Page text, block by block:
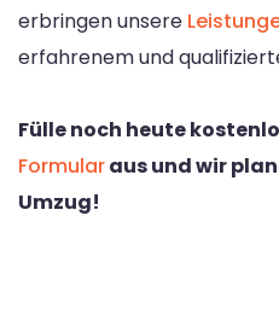
erbringen unsere
erfahrenem und
Fülle noch heute
Formularaus und wir
Umzug!